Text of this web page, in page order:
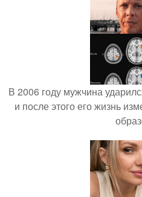
В 2006 году мужчина
и после этого его жизнь